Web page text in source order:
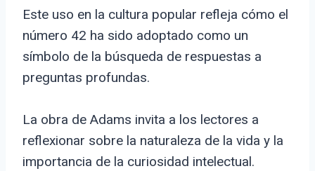
Este uso en la cultura popular refleja cómo el
número 42 ha sido adoptado como un
símbolo de la búsqueda de respuestas a
preguntas profundas.
La obra de Adams invita a los lectores a
reflexionar sobre la naturaleza de la vida y la
importancia de la curiosidad intelectual.